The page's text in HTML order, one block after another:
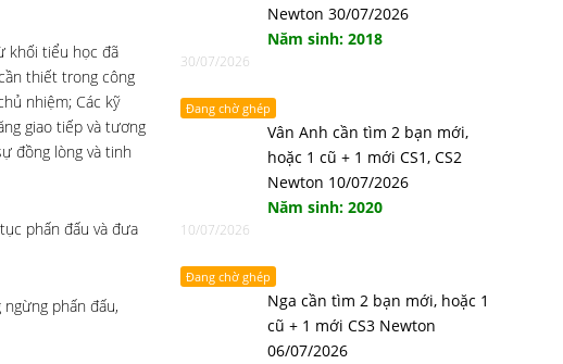
khối tiểu học đã
thiết trong công
nhiệm; Các kỹ
giao tiếp và tương
đồng lòng và tinh
phấn đấu và đưa
phấn đấu,
Newton 30/07/2026
Năm sinh: 2018
30/07/2026
Đang chờ ghép
Vân Anh cần tìm 2 bạn mới,
hoặc 1 cũ + 1 mới CS1, CS2
Newton 10/07/2026
Năm sinh: 2020
10/07/2026
Đang chờ ghép
Nga cần tìm 2 bạn mới, hoặc 1
cũ + 1 mới CS3 Newton
06/07/2026